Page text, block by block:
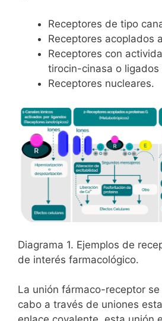
Receptores de tipo
Receptores acoplados
Receptores con
tirocin-cinasa o ligados
Receptores nucleares.
Diagrama 1. Ejemplos de
de interés farmacológico.
La unión fármaco-receptor
cabo a través de uniones